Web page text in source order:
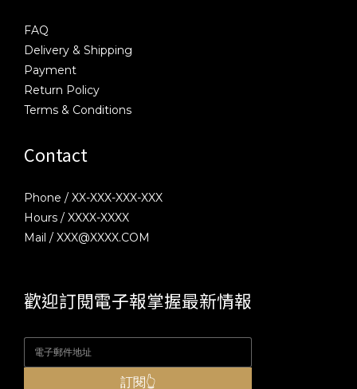
FAQ
Delivery & Shipping
Payment
Return Policy
Terms & Conditions
Contact
Phone / XX-XXX-XXX-XXX
Hours / XXXX-XXXX
Mail / XXX@XXXX.COM
歡迎訂閱電子報掌握最新情報
訂閱👆